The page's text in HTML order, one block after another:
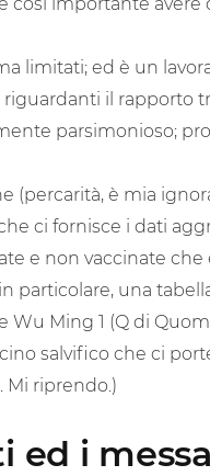
limitati; ed è un
il rapporto
parsimonioso;
(percarità, è mia
ci fornisce i dati
e non vaccinate
particolare, una
Wu Ming 1 (Q di
salvifico che ci
Mi riprendo.)
ed i